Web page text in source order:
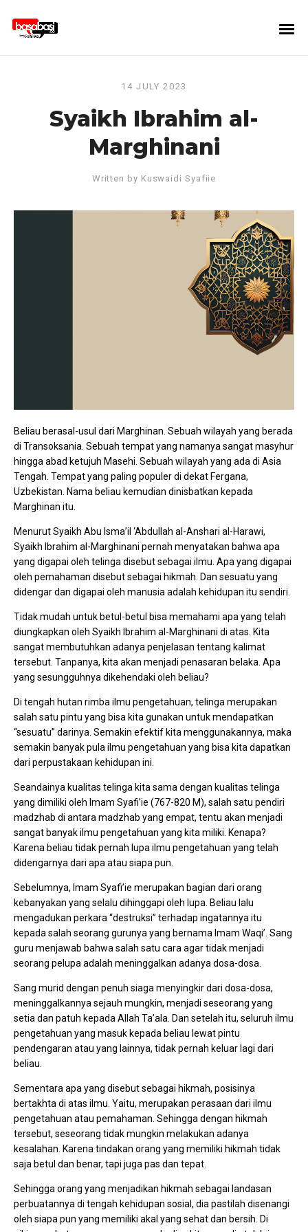
14 JULY 2023
Syaikh Ibrahim al-
Marghinani
Written by Kuswaidi Syafiie
Beliau berasal-usul dari Marghinan. Sebuah wilayah yang berada
di Transoksania. Sebuah tempat yang namanya sangat masyhur
hingga abad ketujuh Masehi. Sebuah wilayah yang ada di Asia
Tengah. Tempat yang paling populer di dekat Fergana,
Uzbekistan. Nama beliau kemudian dinisbatkan kepada
Marghinan itu.
Menurut Syaikh Abu Isma’il ‘Abdullah al-Anshari al-Harawi,
Syaikh Ibrahim al-Marghinani pernah menyatakan bahwa apa
yang digapai oleh telinga disebut sebagai ilmu. Apa yang digapai
oleh pemahaman disebut sebagai hikmah. Dan sesuatu yang
didengar dan digapai oleh manusia adalah kehidupan itu sendiri.
Tidak mudah untuk betul-betul bisa memahami apa yang telah
diungkapkan oleh Syaikh Ibrahim al-Marghinani di atas. Kita
sangat membutuhkan adanya penjelasan tentang kalimat
tersebut. Tanpanya, kita akan menjadi penasaran belaka. Apa
yang sesungguhnya dikehendaki oleh beliau?
Di tengah hutan rimba ilmu pengetahuan, telinga merupakan
salah satu pintu yang bisa kita gunakan untuk mendapatkan
“sesuatu” darinya. Semakin efektif kita menggunakannya, maka
semakin banyak pula ilmu pengetahuan yang bisa kita dapatkan
dari perpustakaan kehidupan ini.
Seandainya kualitas telinga kita sama dengan kualitas telinga
yang dimiliki oleh Imam Syafi’ie (767-820 M), salah satu pendiri
madzhab di antara madzhab yang empat, tentu akan menjadi
sangat banyak ilmu pengetahuan yang kita miliki. Kenapa?
Karena beliau tidak pernah lupa ilmu pengetahuan yang telah
didengarnya dari apa atau siapa pun.
Sebelumnya, Imam Syafi’ie merupakan bagian dari orang
kebanyakan yang selalu dihinggapi oleh lupa. Beliau lalu
mengadukan perkara “destruksi” terhadap ingatannya itu
kepada salah seorang gurunya yang bernama Imam Waqi’. Sang
guru menjawab bahwa salah satu cara agar tidak menjadi
seorang pelupa adalah meninggalkan adanya dosa-dosa.
Sang murid dengan penuh siaga menyingkir dari dosa-dosa,
meninggalkannya sejauh mungkin, menjadi seseorang yang
setia dan patuh kepada Allah Ta’ala. Dan setelah itu, seluruh ilmu
pengetahuan yang masuk kepada beliau lewat pintu
pendengaran atau yang lainnya, tidak pernah keluar lagi dari
beliau.
Sementara apa yang disebut sebagai hikmah, posisinya
bertakhta di atas ilmu. Yaitu, merupakan perasaan dari ilmu
pengetahuan atau pemahaman. Sehingga dengan hikmah
tersebut, seseorang tidak mungkin melakukan adanya
kesalahan. Karena tindakan orang yang memiliki hikmah tidak
saja betul dan benar, tapi juga pas dan tepat.
Sehingga orang yang menjadikan hikmah sebagai landasan
perbuatannya di tengah kehidupan sosial, dia pastilah disenangi
oleh siapa pun yang memiliki akal yang sehat dan bersih. Di